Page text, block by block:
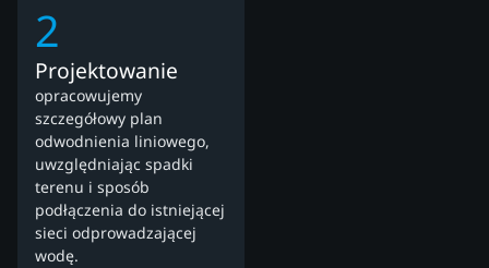
2
Projektowanie
opracowujemy
szczegółowy plan
odwodnienia liniowego,
uwzględniając spadki
terenu i sposób
podłączenia do istniejącej
sieci odprowadzającej
wodę.